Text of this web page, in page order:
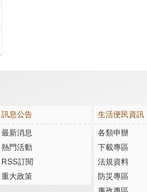
訊息公告
最新消息
熱門活動
RSS訂閱
重大政策
生活便民資訊
各類申辦
下載專區
法規資料
防災專區